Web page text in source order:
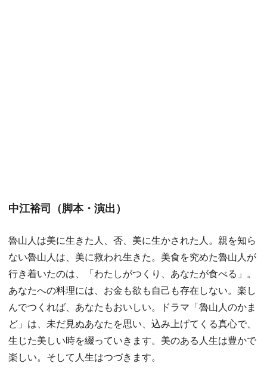
中江裕司（脚本・演出）
魯山人は美に生きた人、否、美に生かされた人。親を知ら
ない魯山人は、美に救われ生きた。美食を究めた魯山人が
行き着いたのは、「わたしがつくり、あなたが食べる」。
あなたへの料理には、お金も欲も自己も存在しない。楽し
んでつくれば、あなたもおいしい。ドラマ「魯山人のかま
ど」は、未だ見ぬあなたを思い、込み上げてくる真心で、
生じた美しい時を綴っていきます。美のある人生は豊かで
楽しい。そして人生はつづきます。